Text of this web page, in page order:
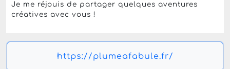
Je me réjouis de partager quelques aventures
créatives avec vous !
https://plumeafabule.fr/